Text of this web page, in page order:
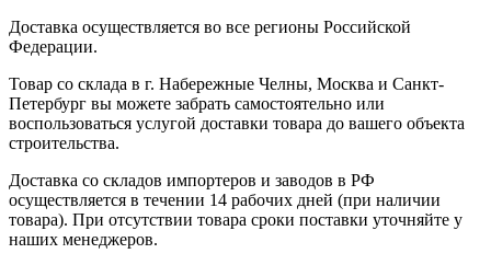
Доставка осуществляется во все регионы Российской
Федерации.
Товар со склада в г. Набережные Челны, Москва и Санкт-
Петербург вы можете забрать самостоятельно или
воспользоваться услугой доставки товара до вашего объекта
строительства.
Доставка со складов импортеров и заводов в РФ
осуществляется в течении 14 рабочих дней (при наличии
товара). При отсутствии товара сроки поставки уточняйте у
наших менеджеров.